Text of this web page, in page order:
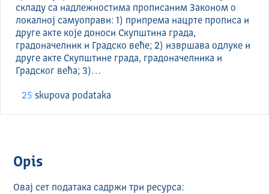
складу са надлежностима прописаним Законом о
локалној самуоправи: 1) припрема нацрте прописа и
друге акте које доноси Скупштина града,
градоначелник и Градско веће; 2) извршава одлуке и
друге акте Скупштине града, градоначелника и
Градског већа; 3)…
25 skupova podataka
Opis
Овај сет података садржи три ресурса: